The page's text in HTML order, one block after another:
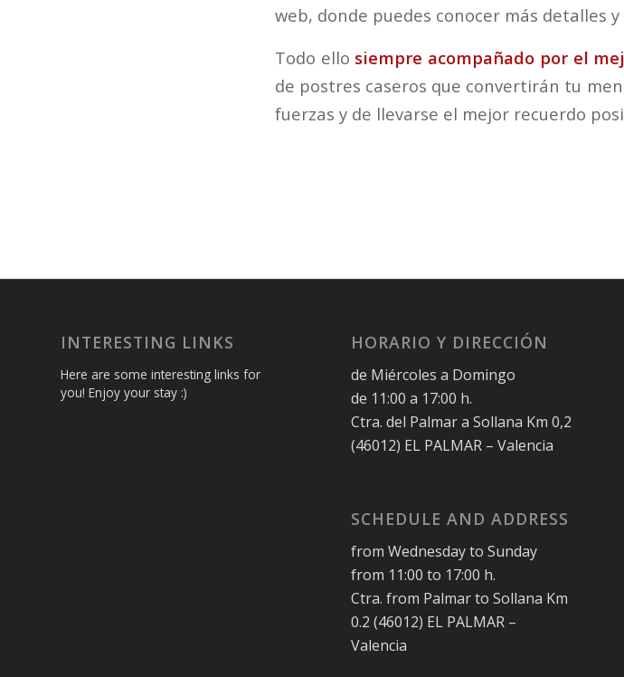
web, donde puedes conocer más detalles
Todo ello siempre acompañado por el
de postres caseros que convertirán tu
fuerzas y de llevarse el mejor recuerdo
INTERESTING LINKS
Here are some interesting links for
you! Enjoy your stay :)
HORARIO Y DIRECCIÓN
de Miércoles a Domingo
de 11:00 a 17:00 h.
Ctra. del Palmar a Sollana Km 0,2
(46012) EL PALMAR – Valencia
SCHEDULE AND ADDRESS
from Wednesday to Sunday
from 11:00 to 17:00 h.
Ctra. from Palmar to Sollana Km
0.2 (46012) EL PALMAR –
Valencia